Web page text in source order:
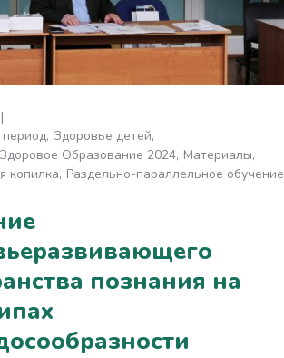
Здоровье детей
Образование 2024 Материалы
копилка Раздельно-параллельное обучение
познания на